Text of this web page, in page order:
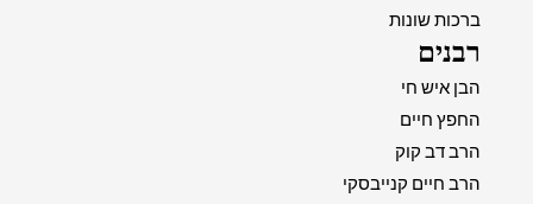
ברכות שונות
רבנים
הבן איש חי
החפץ חיים
הרב דב קוק
הרב חיים קנייבסקי